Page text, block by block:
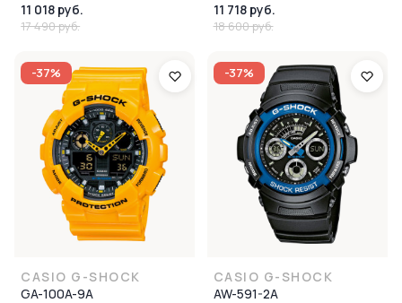
11 018 руб.
17 490 руб.
11 718 руб.
18 600 руб.
-37%
CASIO G-SHOCK
GA-100A-9A
-37%
CASIO G-SHOCK
AW-591-2A